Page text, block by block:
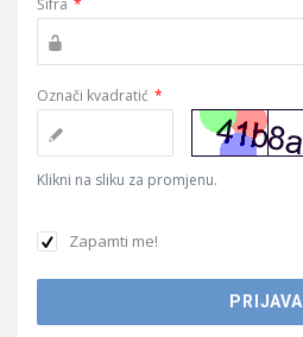
Šifra *
Označi kvadratić *
Klikni na sliku za promjenu.
Zapamti me!